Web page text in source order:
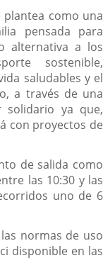
plantea como una
pensada para
alternativa a los
sostenible,
saludables y el
a través de una
solidario ya que,
con proyectos de
de salida como
las 10:30 y las
uno de 6
normas de uso
disponible en las